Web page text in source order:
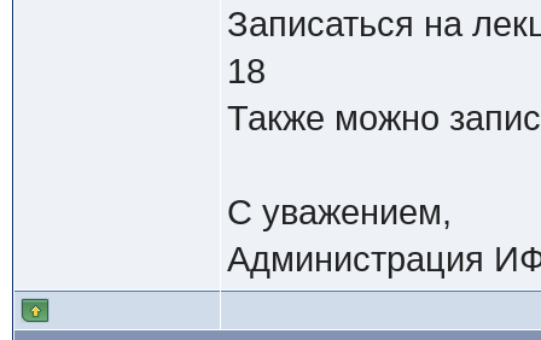
Записаться на
18
Также можно
С уважением,
Администрация